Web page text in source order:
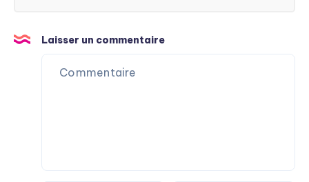
Laisser un commentaire